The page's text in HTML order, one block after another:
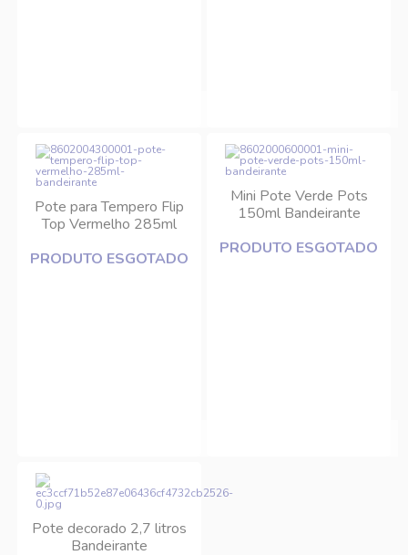
Pote para Tempero Flip
Top Vermelho 285ml
PRODUTO ESGOTADO
Mini Pote Verde Pots
150ml Bandeirante
PRODUTO ESGOTADO
Pote decorado 2,7 litros
Bandeirante